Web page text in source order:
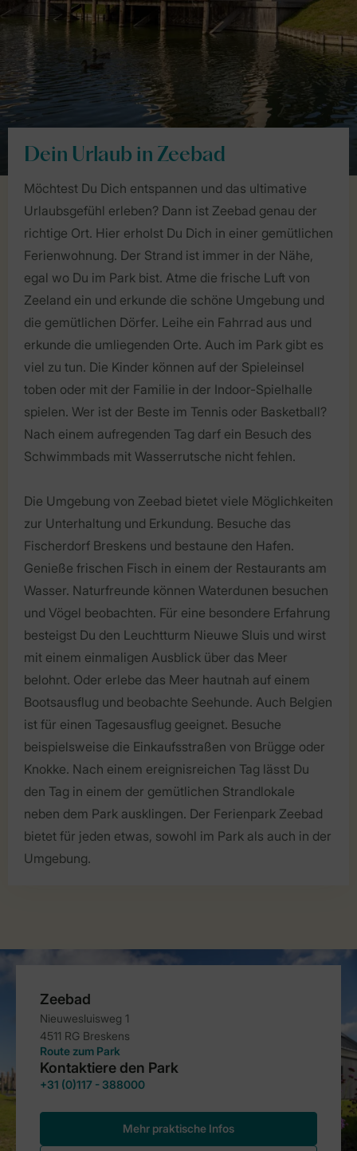
Dein Urlaub in Zeebad
Möchtest Du Dich entspannen und das ultimative
Urlaubsgefühl erleben? Dann ist Zeebad genau der
richtige Ort. Hier erholst Du Dich in einer gemütlichen
Ferienwohnung. Der Strand ist immer in der Nähe,
egal wo Du im Park bist. Atme die frische Luft von
Zeeland ein und erkunde die schöne Umgebung und
die gemütlichen Dörfer. Leihe ein Fahrrad aus und
erkunde die umliegenden Orte. Auch im Park gibt es
viel zu tun. Die Kinder können auf der Spieleinsel
toben oder mit der Familie in der Indoor-Spielhalle
spielen. Wer ist der Beste im Tennis oder Basketball?
Nach einem aufregenden Tag darf ein Besuch des
Schwimmbads mit Wasserrutsche nicht fehlen.
Die Umgebung von Zeebad bietet viele Möglichkeiten
zur Unterhaltung und Erkundung. Besuche das
Fischerdorf Breskens und bestaune den Hafen.
Genieße frischen Fisch in einem der Restaurants am
Wasser. Naturfreunde können Waterdunen besuchen
und Vögel beobachten. Für eine besondere Erfahrung
besteigst Du den Leuchtturm Nieuwe Sluis und wirst
mit einem einmaligen Ausblick über das Meer
belohnt. Oder erlebe das Meer hautnah auf einem
Bootsausflug und beobachte Seehunde. Auch Belgien
ist für einen Tagesausflug geeignet. Besuche
beispielsweise die Einkaufsstraßen von Brügge oder
Knokke. Nach einem ereignisreichen Tag lässt Du
den Tag in einem der gemütlichen Strandlokale
neben dem Park ausklingen. Der Ferienpark Zeebad
bietet für jeden etwas, sowohl im Park als auch in der
Umgebung.